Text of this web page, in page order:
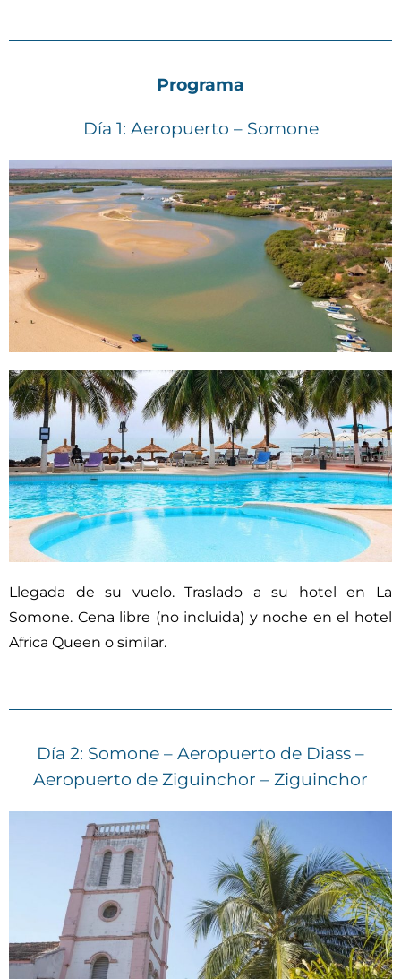
Programa
Día 1: Aeropuerto – Somone
Llegada de su vuelo. Traslado a su hotel en La
Somone. Cena libre (no incluida) y noche en el hotel
Africa Queen o similar.
Día 2: Somone – Aeropuerto de Diass –
Aeropuerto de Ziguinchor – Ziguinchor